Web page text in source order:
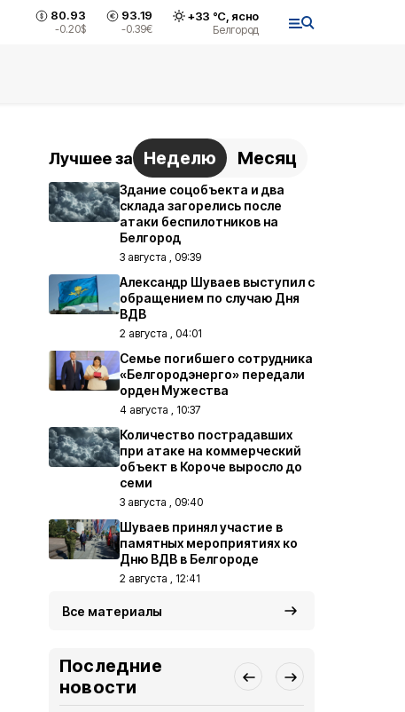
80.93
-0.20$
93.19
-0.39€
+33 °С, ясно
Белгород
Лучшее за Неделю Месяц
Здание соцобъекта и два
склада загорелись после
атаки беспилотников на
Белгород
3 августа , 09:39
Александр Шуваев выступил с
обращением по случаю Дня
ВДВ
2 августа , 04:01
Семье погибшего сотрудника
«Белгородэнерго» передали
орден Мужества
4 августа , 10:37
Количество пострадавших
при атаке на коммерческий
объект в Короче выросло до
семи
3 августа , 09:40
Шуваев принял участие в
памятных мероприятиях ко
Дню ВДВ в Белгороде
2 августа , 12:41
Все материалы
Последние
новости